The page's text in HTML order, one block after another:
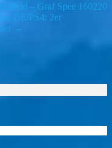
– Graf Spee 160220
DE/PS4: 2er
→